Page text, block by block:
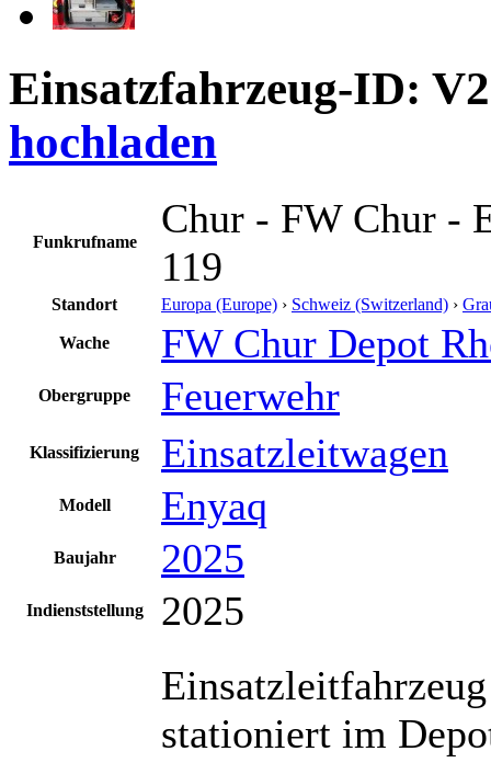
Einsatzfahrzeug-ID:
hochladen
Funkrufname
Chur - FW Chur -
119
Standort Europa (Europe) › Schweiz (Switzerland) ›
Wache FW Chur Depot
Obergruppe Feuerwehr
Klassifizierung Einsatzleitwagen
Modell Enyaq
Baujahr 2025
Indienststellung
2025
stationiert im